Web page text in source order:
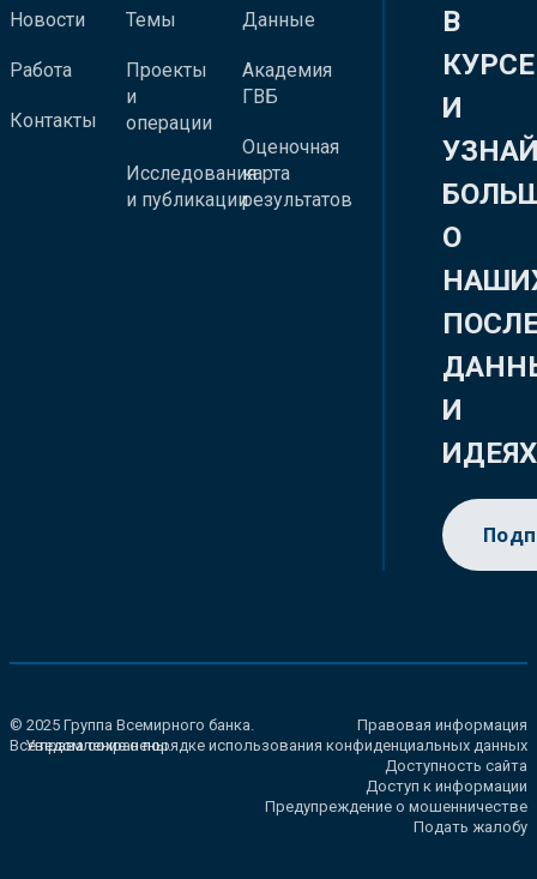
Новости
Работа
Контакты
Темы
Проекты
и
операции
Исследования
и публикации
Данные
Академия
ГВБ
Оценочная
карта
результатов
В
КУРСЕ
И
О
И
ИДЕЯХ
© 2025 Группа Всемирного банка.
Все права сохранены.
Правовая информация
Уведомление о порядке использования конфиденциальных данных
Доступность сайта
Доступ к информации
Предупреждение о мошенничестве
Подать жалобу